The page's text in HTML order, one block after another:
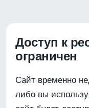
Доступ к
ограничен
Сайт временно
либо вы